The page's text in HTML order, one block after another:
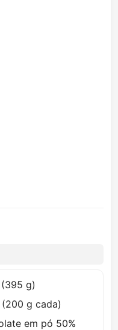
g)
g cada)
em pó 50%